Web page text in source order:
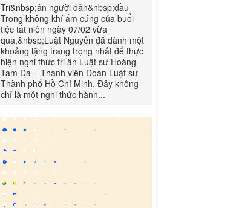
Tri&nbsp;ân người dẫn&nbsp;đầu
Trong không khí ấm cúng của buổi
tiệc tất niên ngày 07/02 vừa
qua,&nbsp;Luật Nguyễn đã dành một
khoảng lặng trang trọng nhất để thực
hiện nghi thức tri ân Luật sư Hoàng
Tam Đa – Thành viên Đoàn Luật sư
Thành phố Hồ Chí Minh. Đây không
chỉ là một nghi thức hành...